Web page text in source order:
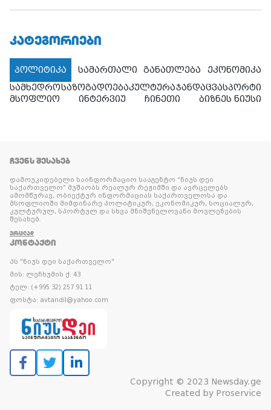
ᲙᲐᲢᲔᲒᲝᲠᲘᲔᲑᲘ
პოლიტიკა სამართალი განათლება
ეკონომიკა
სამხედროსაზოგადოებაკულტურაჯანდაცვასპორტი
მსოფლიო
ინტერვიუ ჩინეთი ბიზნეს ნიუსი
ᲩᲕᲔᲜᲡ ᲨᲔᲡᲐᲮᲔᲑ
დამოუკიდებელი საინფორმაციო სააგენტო “ნიუს დეი
საქართველო” მუშაობს რეალურ რეჟიმში და ავრცელებს
ამომწურავ, ობიექტურ ინფორმაციას საქართველოსა და
მსოფლიოში მიმდინარე პოლიტიკურ, ეკონომიკურ, სოციალურ,
კულტურულ, სპორტულ და სხვა მნიშვნელოვანი მოვლენების
შესახებ.
ᲕᲠᲪᲚᲐᲓ
ᲙᲝᲜᲢᲐᲥᲢᲘ
პს "ნიუს დეი საქართველო"
მის: ლეჩხუმის ქ. 43
ტელ: (+995 32) 257 91 11
ფოსტა: avtandil@yahoo.com
Copyright © 2023 Newsday.ge
Created by Proservice